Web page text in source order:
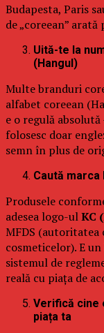
Budapesta, Paris
de „coreean” arată
Uită-te la
(Hangul)
Multe branduri
alfabet coreean
e o regulă
folosesc doar
semn în plus de
Caută
Produsele
adesea logo-ulKC
MFDS (autoritatea
cosmeticelor). E
sistemul de
reală cu piața de
Verifică cine
piața ta